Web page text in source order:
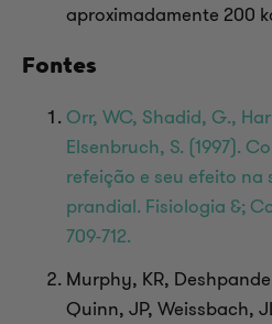
aproximadamente 200
Fontes
Orr, WC, Shadid, G.,
Elsenbruch, S. (1997).
refeição e seu efeito na
prandial. Fisiologia &;
709-712.
Murphy, KR,
Quinn, JP, Weissbach,